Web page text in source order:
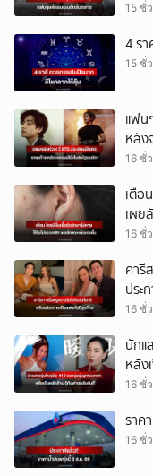
15 ชั่
4 ร
15 ชั่
แฟน
หลัง
16 ชั่
เตือ
เผย
16 ชั่
คารี
ประ
16 ชั่
นักแ
หลัง
ประเ
16 ชั่
ราค
16 ชั่